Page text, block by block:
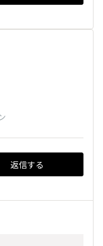
返信する